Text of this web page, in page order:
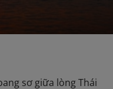
sơ giữa lòng Thái